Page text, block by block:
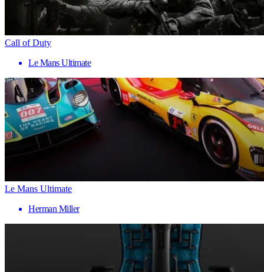
Call of Duty
Le Mans Ultimate
Le Mans Ultimate
Herman Miller